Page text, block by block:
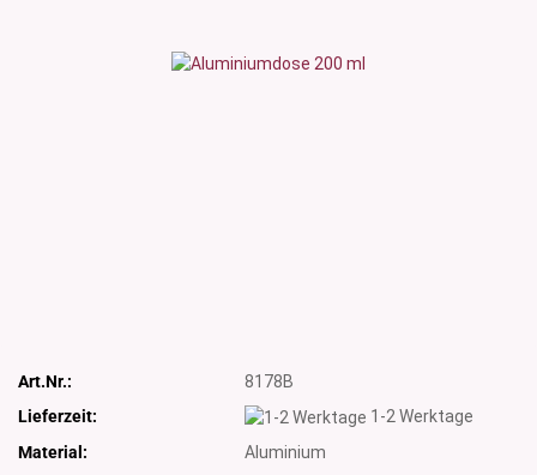
Art.Nr.:
8178B
Lieferzeit:
1-2 Werktage
Material:
Aluminium